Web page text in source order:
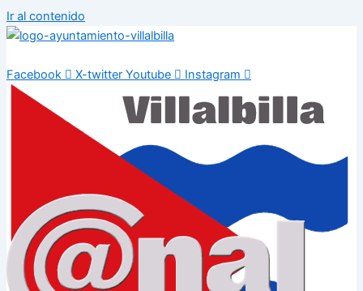
Ir al contenido
Facebook X-twitter Youtube Instagram